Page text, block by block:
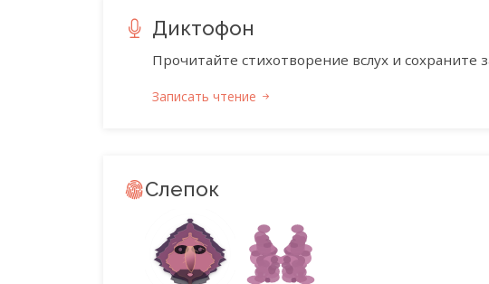
Диктофон
Прочитайте стихотворение вслух и сохраните
Записать чтение
Слепок